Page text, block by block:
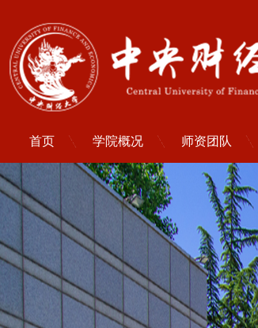
首页 学院概况 师资团队